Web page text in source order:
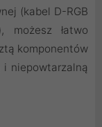
(kabel D-RGB
łatwo
komponentów
niepowtarzalną